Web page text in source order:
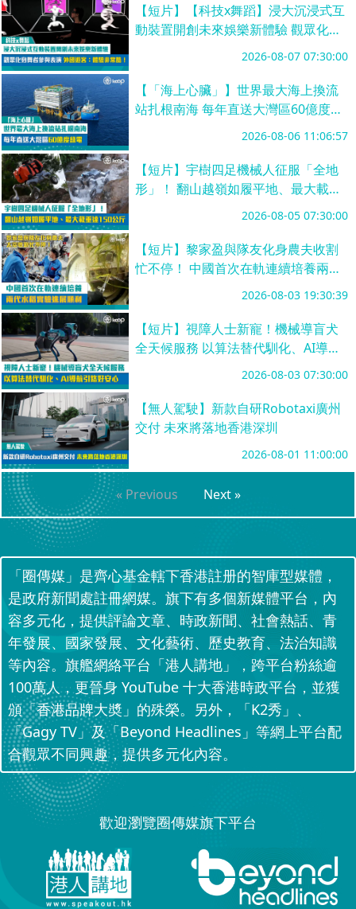
【短片】【科技x舞蹈】浸大沉浸式互
動裝置開創未來娛樂新體驗 觀眾化身
舞者參與表演 外國遊客：體驗非常
2026-08-07 07:30:00
【「海上心臟」】世界最大海上換流
站扎根南海 每年直送大灣區60億度綠
2026-08-06 11:06:57
【短片】宇樹四足機械人征服「全地
形」！ 翻山越嶺如履平地、最大載重
2026-08-05 07:30:00
【短片】黎家盈與隊友化身農夫收割
忙不停！ 中國首次在軌連續培養兩代
2026-08-03 19:30:39
【短片】視障人士新寵！機械導盲犬
全天候服務 以算法替代馴化、AI導航
2026-08-03 07:30:00
【無人駕駛】新款自研Robotaxi廣州
交付 未來將落地香港深圳
2026-08-01 11:00:00
« Previous Next »
「圈傳媒」是齊心基金轄下香港註册的智庫型媒體，
是政府新聞處註冊網媒。旗下有多個新媒體平台，內
容多元化，提供評論文章、時政新聞、社會熱話、青
年發展、國家發展、文化藝術、歷史教育、法治知識
等內容。旗艦網絡平台「港人講地」，跨平台粉絲逾
100萬人，更晉身 YouTube 十大香港時政平台，並獲
頒「香港品牌大奬」的殊榮。另外，「K2秀」、
「Gagy TV」及「Beyond Headlines」等網上平台配
合觀眾不同興趣，提供多元化內容。
歡迎瀏覽圈傳媒旗下平台